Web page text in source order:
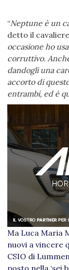
“Neptune è un
detto il
occasione ho
corruttivo.
dandogli una
accorto di
entrambi, ed è
Ma Luca Maria
nuovi a vincere
CSIO di
posto nella ‘sei